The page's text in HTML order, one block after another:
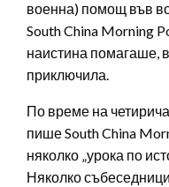
военна) помощ във
South China Morning
наистина помагаше,
приключила.
По време на
пише South China
няколко „урока по
Няколко